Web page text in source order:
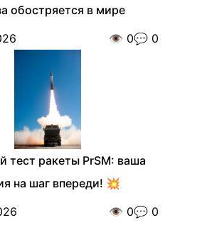
обостряется в мире
👁️ 0💬 0
тест ракеты PrSM: ваша
на шаг впереди! 💥
👁️ 0💬 0